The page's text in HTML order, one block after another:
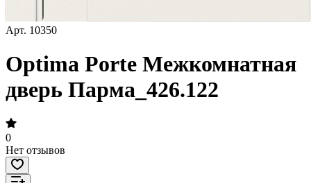
Арт. 10350
Optima Porte Межкомнатная
дверь Парма_426.122
0
Нет отзывов